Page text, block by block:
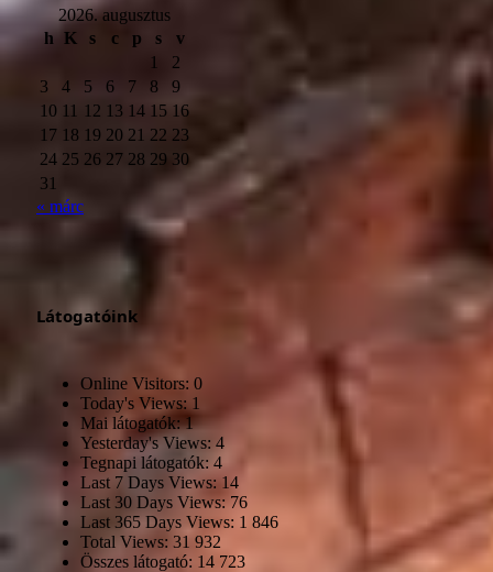
2026. augusztus
h K s c p s
v
1
2
3
4 5 6 7 8
9
10 11 12 13 14 15 16
17 18 19 20 21 22 23
24 25 26 27 28 29 30
31
« márc
Látogatóink
Online Visitors: 0
Today's Views: 1
Mai látogatók:1
Yesterday's Views: 4
Tegnapi látogatók: 4
Last 7 Days Views: 14
Last 30 Days Views: 76
Last 365 Days Views: 1 846
Total Views: 31 932
Összes látogató: 14 723